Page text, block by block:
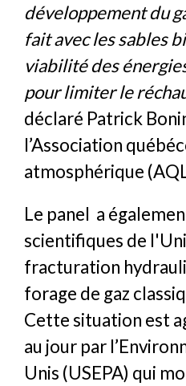
développement du
fait avec les sables
viabilité des
pour limiter le
déclaré Patrick
l’Association
atmosphérique
Le panel a
scientifiques de
fracturation
forage de gaz
Cette situation est
au jour par
Unis (USEPA) qui